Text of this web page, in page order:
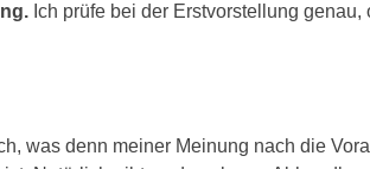
Ich prüfe bei der Erstvorstellung
was denn meiner Meinung nach die